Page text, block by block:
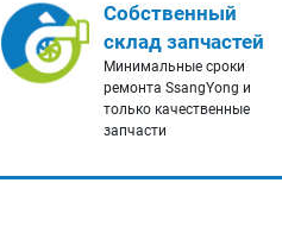
Собственный
склад запчастей
Минимальные сроки
ремонта SsangYong и
только качественные
запчасти